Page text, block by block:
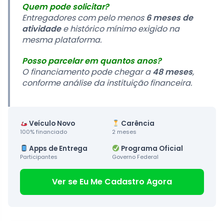
Quem pode solicitar?
Entregadores com pelo menos 6 meses de
atividadee histórico mínimo exigido na
mesma plataforma.
Posso parcelar em quantos anos?
O financiamento pode chegar a48 meses,
conforme análise da instituição financeira.
Veículo Novo
100% financiado
Carência
2 meses
Apps de Entrega
Participantes
Programa Oficial
Governo Federal
Ver se Eu Me Cadastro Agora